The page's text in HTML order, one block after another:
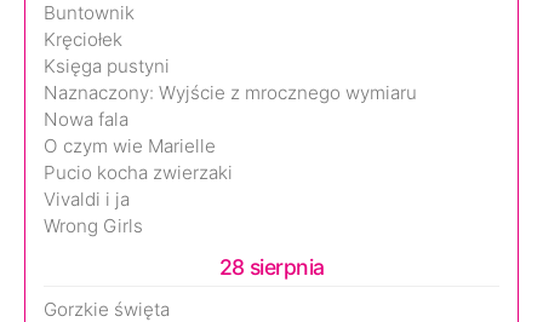
Buntownik
Kręciołek
Księga pustyni
Naznaczony: Wyjście z mrocznego wymiaru
Nowa fala
O czym wie Marielle
Pucio kocha zwierzaki
Vivaldi i ja
Wrong Girls
28 sierpnia
Gorzkie święta